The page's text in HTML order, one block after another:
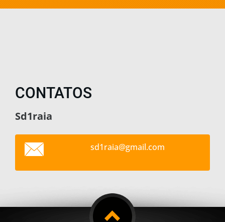
CONTATOS
Sd1raia
sd1raia@gmail.com